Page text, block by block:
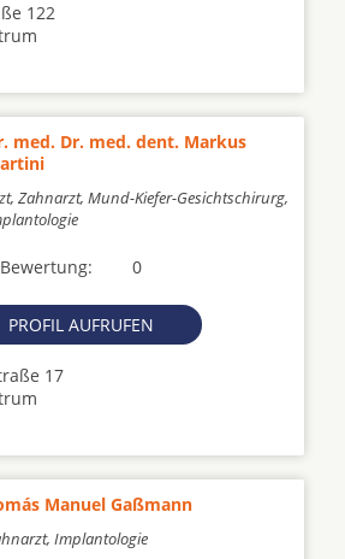
122
med. Dr. med. dent. Markus
Zahnarzt, Mund-Kiefer-Gesichtschirurg,
0
Bewertung:
PROFIL AUFRUFEN
17
Manuel Gaßmann
Implantologie